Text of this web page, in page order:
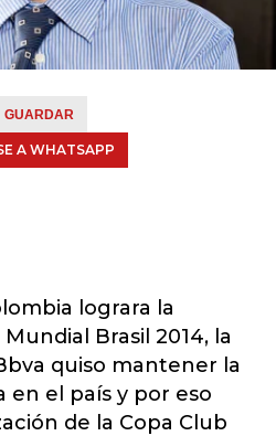
GUARDAR
A WHATSAPP
lograra la
Brasil 2014, la
quiso mantener la
en el país y por eso
de la Copa Club